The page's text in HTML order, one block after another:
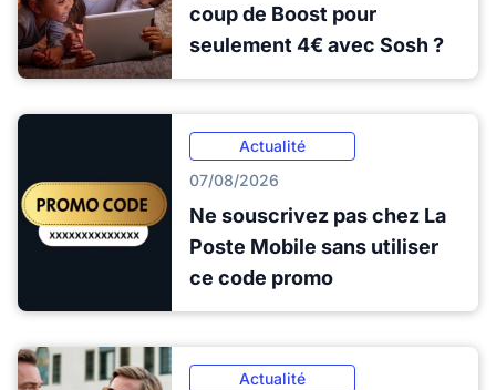
coup de Boost pour
seulement 4€ avec Sosh ?
Actualité
07/08/2026
Ne souscrivez pas chez La
Poste Mobile sans utiliser
ce code promo
Actualité